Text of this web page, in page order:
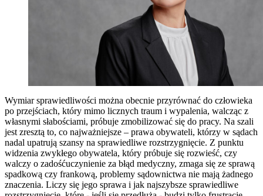
Wymiar sprawiedliwości można obecnie przyrównać do człowieka
po przejściach, który mimo licznych traum i wypalenia, walcząc z
własnymi słabościami, próbuje zmobilizować się do pracy. Na szali
jest zresztą to, co najważniejsze – prawa obywateli, którzy w sądach
nadal upatrują szansy na sprawiedliwe rozstrzygnięcie. Z punktu
widzenia zwykłego obywatela, który próbuje się rozwieść, czy
walczy o zadośćuczynienie za błąd medyczny, zmaga się ze sprawą
spadkową czy frankową, problemy sądownictwa nie mają żadnego
znaczenia. Liczy się jego sprawa i jak najszybsze sprawiedliwe